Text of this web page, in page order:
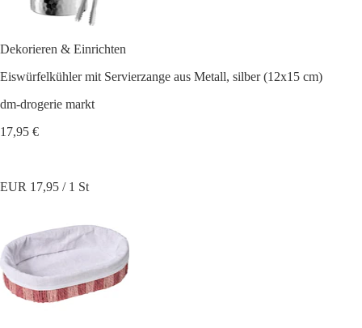
Dekorieren & Einrichten
Eiswürfelkühler mit Servierzange aus Metall, silber (12x15 cm)
dm-drogerie markt
17,95 €
EUR 17,95 / 1 St